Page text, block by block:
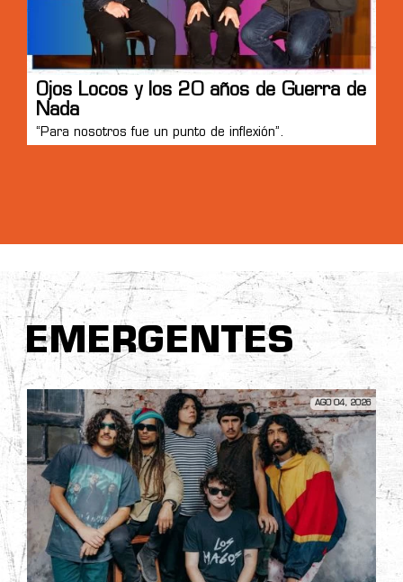
Ojos Locos y los 20 años de Guerra de
Nada
“Para nosotros fue un punto de inflexión”.
EMERGENTES
AGO 04, 2026